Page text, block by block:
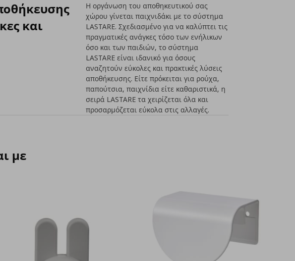
και
Η οργάνωση του αποθηκευτικού σας
χώρου γίνεται παιχνιδάκι με το σύστημα
LASTARE. Σχεδιασμένο για να καλύπτει τις
πραγματικές ανάγκες τόσο των ενήλικων
όσο και των παιδιών, το σύστημα
LASTARE είναι ιδανικό για όσους
αναζητούν εύκολες και πρακτικές λύσεις
αποθήκευσης. Είτε πρόκειται για ρούχα,
παπούτσια, παιχνίδια είτε καθαριστικά, η
σειρά LASTARE τα χειρίζεται όλα και
προσαρμόζεται εύκολα στις αλλαγές.
με